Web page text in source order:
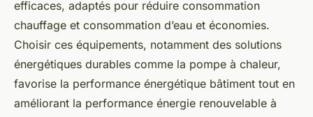
efficaces, adaptés pour réduire consommation
chauffage et consommation d’eau et économies.
Choisir ces équipements, notamment des solutions
énergétiques durables comme la pompe à chaleur,
favorise la performance énergétique bâtiment tout en
améliorant la performance énergie renouvelable à